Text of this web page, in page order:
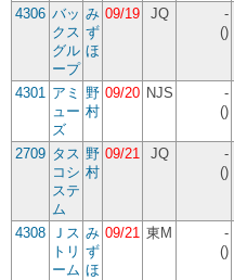
4306 バッ
クス
グル
ープ
み
ず
ほ
09/19 JQ
-
()
4301 アミ
ュー
ズ
野
村
09/20 NJS
-
()
2709 タス
コシ
ステ
ム
野
村
09/21 JQ
-
()
4308
Ｊス
トリ
ーム
み
ず
ほ
09/21 東M
-
()